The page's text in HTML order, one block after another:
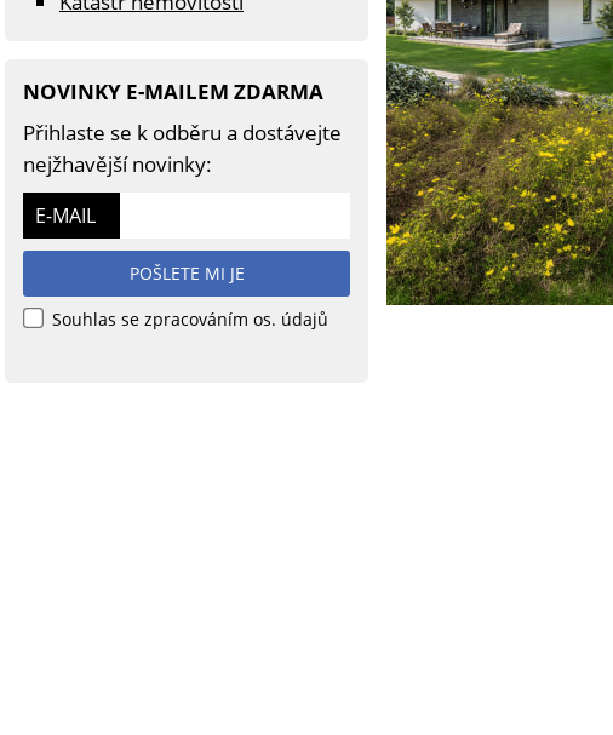
NOVINKY E-MAILEM ZDARMA
Přihlaste se k odběru a dostávejte
nejžhavější novinky:
E-MAIL
POŠLETE MI JE
Souhlas se zpracováním os. údajů